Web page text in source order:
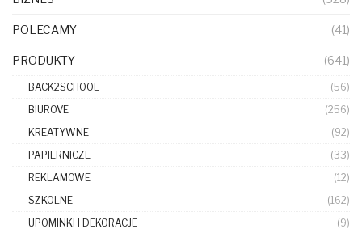
POLECAMY (41)
PRODUKTY (641)
BACK2SCHOOL
(56)
BIUROVE
(256)
KREATYWNE
(92)
PAPIERNICZE
(33)
REKLAMOWE
(12)
SZKOLNE
(162)
UPOMINKI I DEKORACJE
(9)